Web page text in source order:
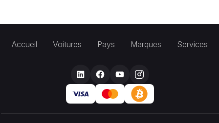
Accueil Voitures Pays Marques Services